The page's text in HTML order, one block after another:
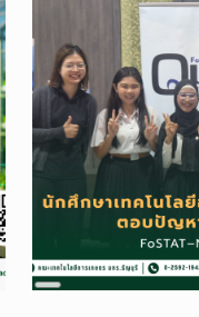
Long